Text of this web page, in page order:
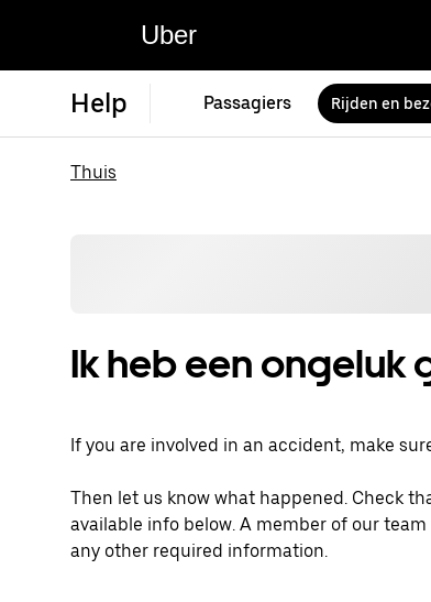
Uber
Help Passagiers Rijden en
Thuis
Ik heb een ongeluk
If you are involved in an accident, make
Then let us know what happened. Check
available info below. A member of our
any other required information.